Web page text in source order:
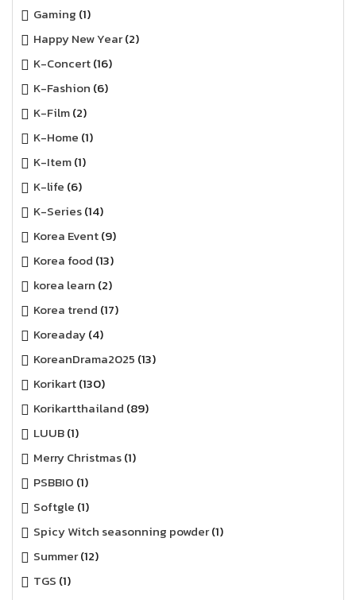
Gaming (1)
Happy New Year(2)
K-Concert(16)
K-Fashion (6)
K-Film(2)
K-Home (1)
K-Item(1)
K-life (6)
K-Series(14)
Korea Event(9)
Korea food (13)
korea learn (2)
Korea trend (17)
Koreaday(4)
KoreanDrama2025 (13)
Korikart(130)
Korikartthailand (89)
LUUB(1)
Merry Christmas(1)
PSBBIO (1)
Softgle (1)
Spicy Witch seasonning powder(1)
Summer(12)
TGS (1)